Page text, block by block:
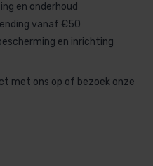
en onderhoud
vanaf €50
en inrichting
met ons op of bezoek onze